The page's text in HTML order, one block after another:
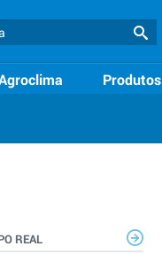
Produtos
REAL